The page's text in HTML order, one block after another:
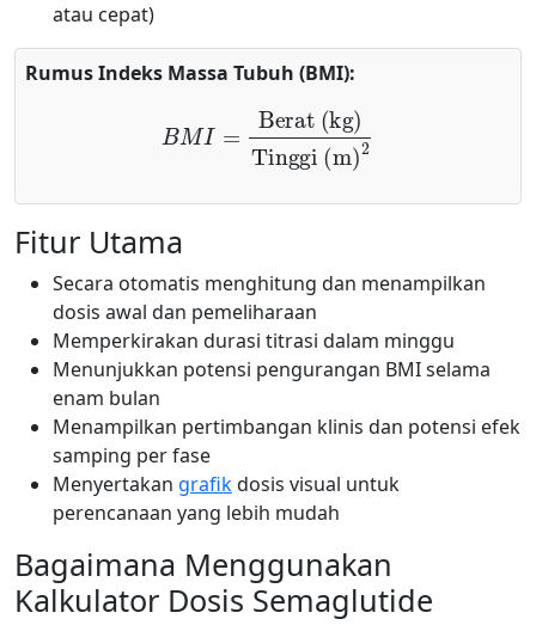
atau cepat)
Rumus Indeks Massa Tubuh (BMI):
Berat (kg)Tinggi (m)
Fitur Utama
Secara otomatis menghitung dan menampilkan
dosis awal dan pemeliharaan
Memperkirakan durasi titrasi dalam minggu
Menunjukkan potensi pengurangan BMI selama
enam bulan
Menampilkan pertimbangan klinis dan potensi efek
samping per fase
Menyertakan grafikdosis visual untuk
perencanaan yang lebih mudah
Bagaimana Menggunakan
Kalkulator Dosis Semaglutide